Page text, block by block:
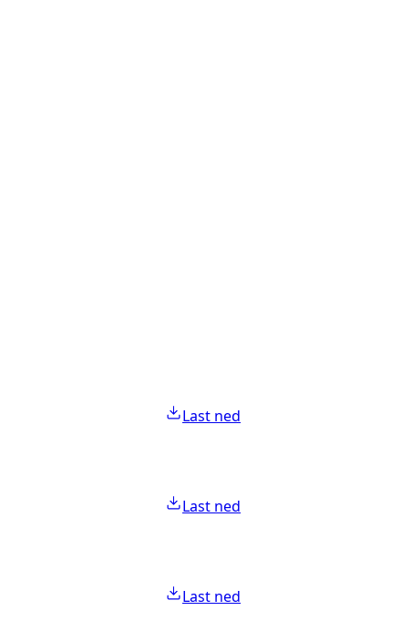
Last ned
Last ned
Last ned